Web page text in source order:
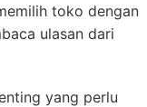
toko dengan
ulasan dari
yang perlu